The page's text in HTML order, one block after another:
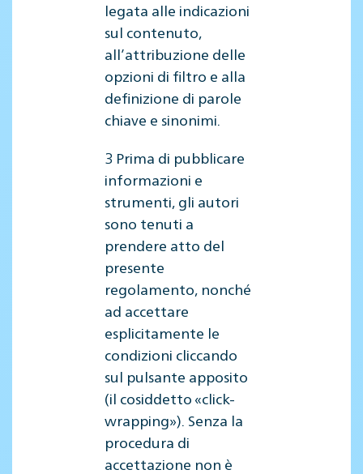
legata alle indicazioni
sul contenuto,
all’attribuzione delle
opzioni di filtro e alla
definizione di parole
chiave e sinonimi.
3 Prima di pubblicare
informazioni e
strumenti, gli autori
sono tenuti a
prendere atto del
presente
regolamento, nonché
ad accettare
esplicitamente le
condizioni cliccando
sul pulsante apposito
(il cosiddetto «click-
wrapping»). Senza la
procedura di
accettazione non è